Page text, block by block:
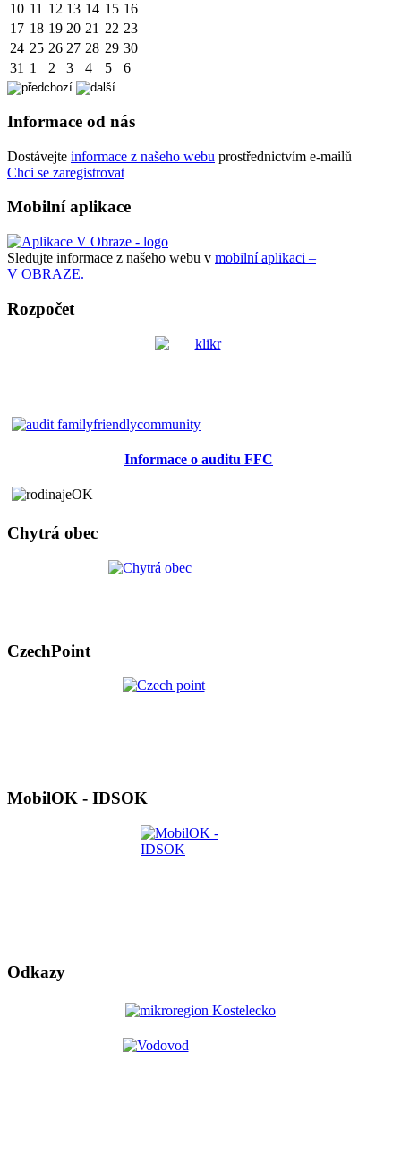
10 11 12 13 14 15 16
17 18 19 20 21 22 23
24 25 26 27 28 29 30
31 1 2 3 4 5 6
Informace od nás
Dostávejte informace z našeho webu prostřednictvím e-mailů
Chci se zaregistrovat
Mobilní aplikace
Sledujte informace z našeho webu v mobilní aplikaci –
V OBRAZE.
Rozpočet
Informace o auditu FFC
Chytrá obec
CzechPoint
MobilOK - IDSOK
Odkazy